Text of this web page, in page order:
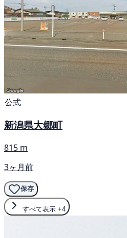
公式
新潟県大郷町
815 m
3ヶ月前
保存
すべて表示 +4